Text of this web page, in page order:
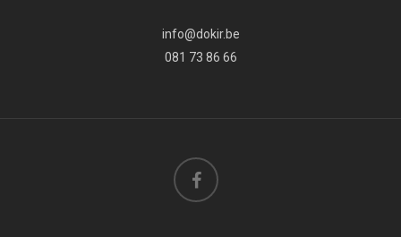
info@dokir.be
081 73 86 66